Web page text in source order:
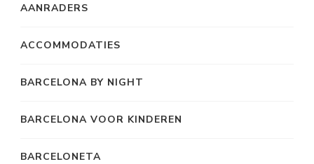
AANRADERS
ACCOMMODATIES
BARCELONA BY NIGHT
BARCELONA VOOR KINDEREN
BARCELONETA